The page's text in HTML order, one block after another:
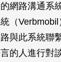
網路溝通系
（
與此系統聯
的人進行對